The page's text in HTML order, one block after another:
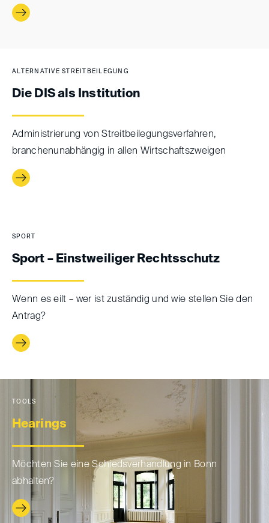
ALTERNATIVE STREITBEILEGUNG
Die DIS als Institution
Administrierung von Streitbeilegungsverfahren,
branchenunabhängig in allen Wirtschaftszweigen
SPORT
Sport – Einstweiliger Rechtsschutz
Wenn es eilt – wer ist zuständig und wie stellen Sie den
Antrag?
TOOLS
Hearings
Möchten Sie eine Schiedsverhandlung in Bonn
abhalten?